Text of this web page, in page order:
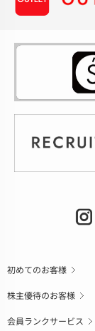
初めてのお客様
株主優待のお客様
会員ランクサービス